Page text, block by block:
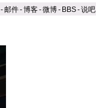
-邮件-博客-微博- BBS-说吧